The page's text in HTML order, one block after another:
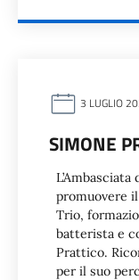
3 LUGLIO
SIMONE
promuovere
Trio,
batterista e
Prattico.
per il suo